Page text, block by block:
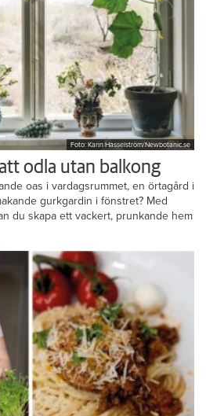
Foto: Karin Hasselström/Newbotanic.se
odla utan balkong
oas i vardagsrummet, en örtagård i
gurkgardin i fönstret? Med
du skapa ett vackert, prunkande hem